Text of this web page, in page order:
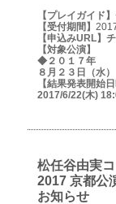
【プレイガイド】
【受付期間】
【申込みURL】
【対象公演】
◆２０１７年
８月２３日（水
【結果発表開始日
2017/6/22(木)
松任谷由実
2017 京都公
お知らせ